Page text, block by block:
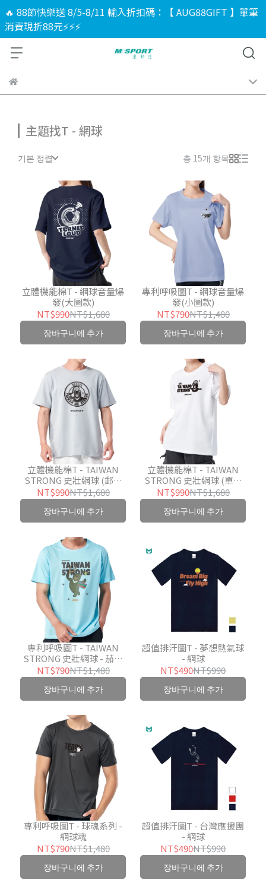
🔥 88節快樂送 8/5-8/11 輸入折扣碼：【 AUG88GIFT 】單筆
消費現折88元⚡⚡⚡
主題找T - 網球
기본 정렬 총 15개 항목
立體機能棉T - 網球音量爆
發(大圖款)
NT$990NT$1,680
장바구니에 추가
專利呼吸圖T - 網球音量爆
發(小圖款)
NT$790NT$1,480
장바구니에 추가
立體機能棉T - TAIWAN
STRONG 史壯網球 (郵戳
款)
NT$990NT$1,680
장바구니에 추가
立體機能棉T - TAIWAN
STRONG 史壯網球 (單項
款)
NT$990NT$1,680
장바구니에 추가
專利呼吸圖T - TAIWAN
STRONG 史壯網球 - 茄芷
袋是要撿球嗎 (背印客製)
NT$790NT$1,480
장바구니에 추가
超值排汗圖T - 夢想熱氣球
- 網球
NT$490NT$990
장바구니에 추가
專利呼吸圖T - 球魂系列 -
網球魂
NT$790NT$1,480
장바구니에 추가
超值排汗圖T - 台灣應援團
- 網球
NT$490NT$990
장바구니에 추가